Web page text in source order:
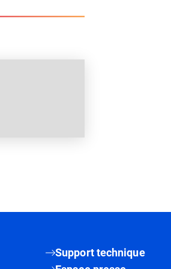
Support technique